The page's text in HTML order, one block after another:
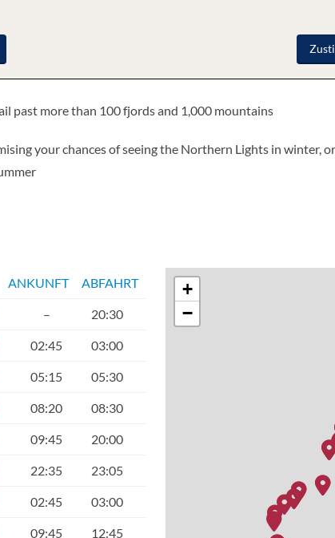
and southbound, allowing you to really get to
past more than 100 fjords and 1,000 mountains
your chances of seeing the Northern Lights in winter, or
ANKUNFT ABFAHRT
– 20:30
02:45 03:00
05:15 05:30
08:20 08:30
09:45 20:00
22:35 23:05
02:45 03:00
09:45 12:45
+
−